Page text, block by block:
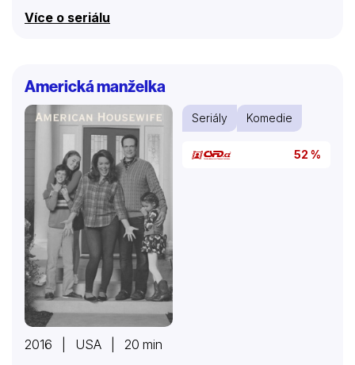
problém vyřešit je vždy naučí něco užitečného a
Více o seriálu
Americká manželka
Seriály Komedie
52 %
2016 | USA | 20 min